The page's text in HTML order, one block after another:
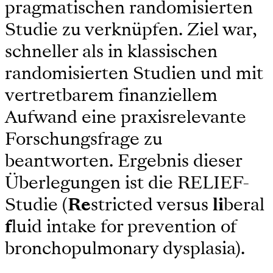
pragmatischen randomisierten
Studie zu verknüpfen. Ziel war,
schneller als in klassischen
randomisierten Studien und mit
vertretbarem finanziellem
Aufwand eine praxisrelevante
Forschungsfrage zu
beantworten. Ergebnis dieser
Überlegungen ist die RELIEF-
Studie (Restricted versus liberal
fluid intake for prevention of
bronchopulmonary dysplasia).